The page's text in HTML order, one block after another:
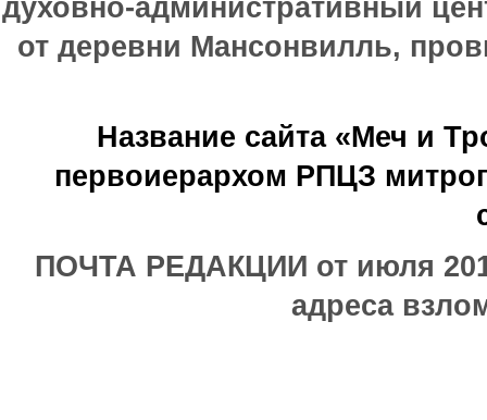
духовно-административный
от деревни Мансонвилль,
Название сайта «Меч и
первоиерархом РПЦЗ
ПОЧТА РЕДАКЦИИ от июля
адреса